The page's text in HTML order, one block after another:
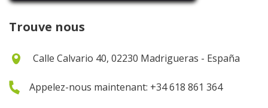
Trouve nous
Calle Calvario 40, 02230 Madrigueras - España
Appelez-nous maintenant: +34 618 861 364